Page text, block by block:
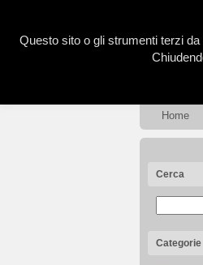
Home
Cerca
Categorie
Questo sito o gli strumenti terzi